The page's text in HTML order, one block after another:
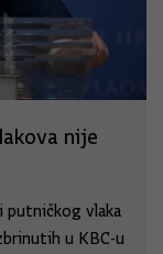
nije
vlaka
u KBC-u